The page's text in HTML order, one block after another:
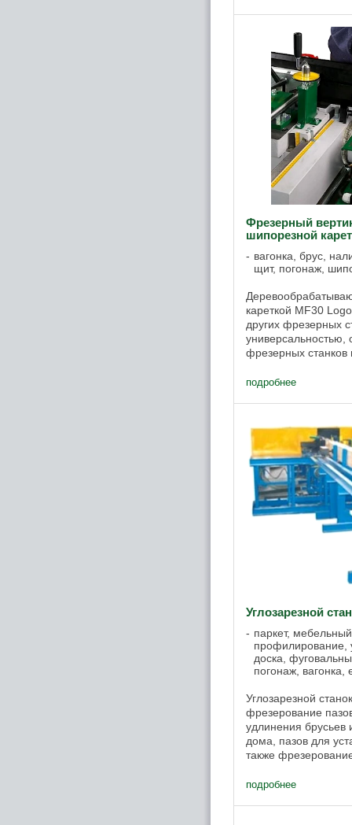
Фрезерный
шипорезной
вагонка, брус,
щит, погонаж,
кареткой MF30
других фрезерных
универсальностью,
фрезерных
может ...
подробнее
Углозарезной
паркет,
профилирование,
доска,
погонаж, вагонка,
Углозарезной
фрезерование
удлинения брусьев
дома, пазов для
также
подробнее